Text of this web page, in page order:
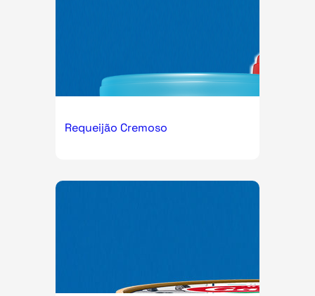
Requeijão Cremoso